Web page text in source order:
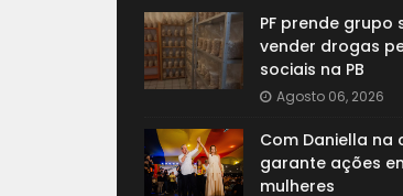
PF prende grupo
vender drogas
sociais na PB
Agosto 06, 2026
Com Daniella na
garante ações
mulheres